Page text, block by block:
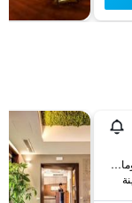
Via Del Tritone 87-89, روما, إيطاليا